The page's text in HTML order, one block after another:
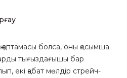
болса, оны қосымша
тығыздағышы бар
екі қабат мөлдір стрейч-